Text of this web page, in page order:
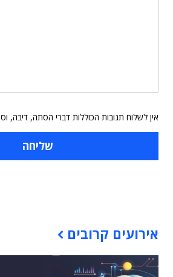
אין לשלוח תגובות הכוללות דברי הסתה, דיבה,
אירועים קרובים